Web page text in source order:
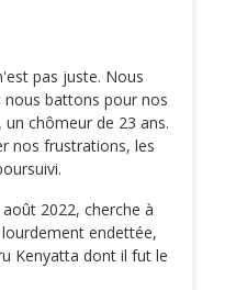
pas juste. Nous
battons pour nos
chômeur de 23 ans.
nos frustrations, les
2022, cherche à
endettée,
Kenyatta dont il fut le